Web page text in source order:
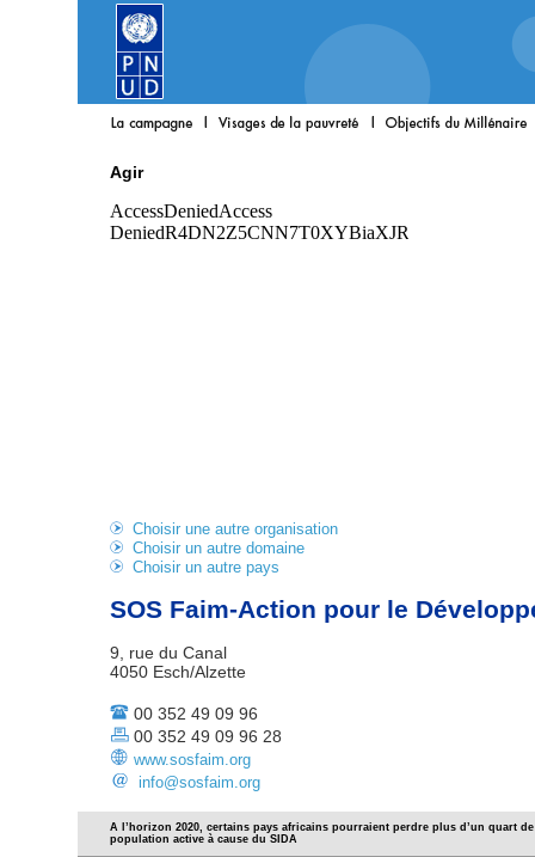
Agir
Choisir une autre organisation
Choisir un autre domaine
Choisir un autre pays
SOS Faim-Action pour le
9, rue du Canal
4050 Esch/Alzette
00 352 49 09 96
00 352 49 09 96 28
www.sosfaim.org
info@sosfaim.org
A l’horizon 2020, certains pays africains pourraient perdre plus d’un quart
population active à cause du SIDA